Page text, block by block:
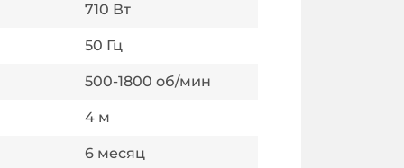
710 Вт
50 Гц
500-1800 об/мин
4 м
6 месяц